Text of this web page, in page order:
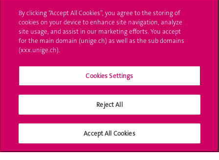
UNIGE Mobile
Médias
Offres d'emploi
Bibliothèque
Calendrier académique
Accréditation
By clicking “Accept All Cookies”, you agree to the storing of
cookies on your device to enhance site navigation, analyze
site usage, and assist in our marketing efforts. You accept
for the main domain (unige.ch) as well as the sub domains
(xxx.unige.ch).
Cookies Settings
Reject All
Accept All Cookies